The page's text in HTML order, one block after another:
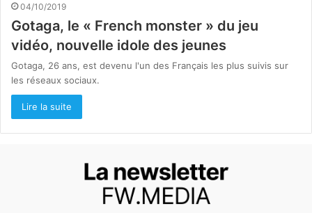
04/10/2019
Gotaga, le « French monster » du jeu
vidéo, nouvelle idole des jeunes
Gotaga, 26 ans, est devenu l'un des Français les plus suivis sur
les réseaux sociaux.
Lire la suite